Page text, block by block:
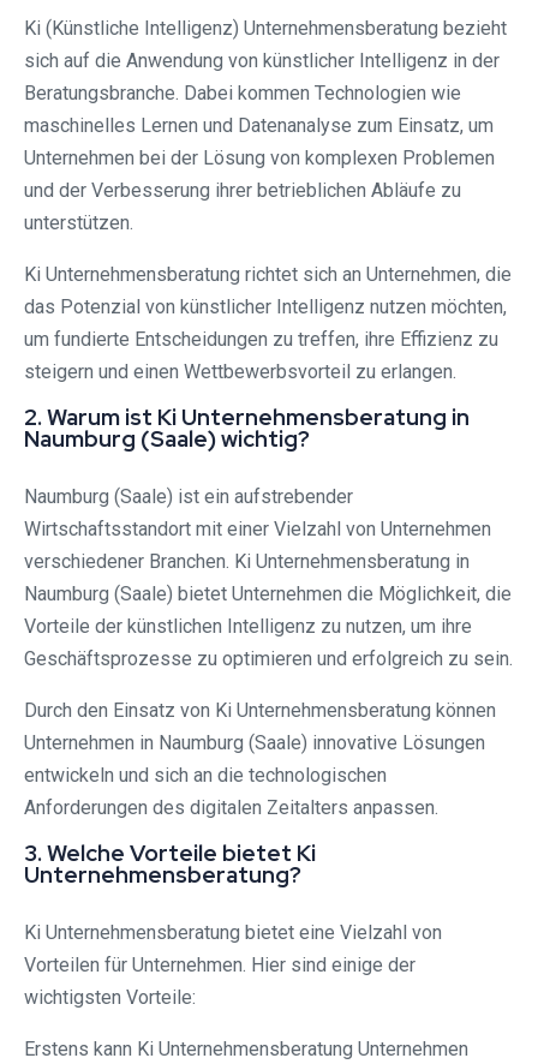
Ki (Künstliche Intelligenz) Unternehmensberatung bezieht
sich auf die Anwendung von künstlicher Intelligenz in der
Beratungsbranche. Dabei kommen Technologien wie
maschinelles Lernen und Datenanalyse zum Einsatz, um
Unternehmen bei der Lösung von komplexen Problemen
und der Verbesserung ihrer betrieblichen Abläufe zu
unterstützen.
Ki Unternehmensberatung richtet sich an Unternehmen, die
das Potenzial von künstlicher Intelligenz nutzen möchten,
um fundierte Entscheidungen zu treffen, ihre Effizienz zu
steigern und einen Wettbewerbsvorteil zu erlangen.
2. Warum ist Ki Unternehmensberatung in
Naumburg (Saale) wichtig?
Naumburg (Saale) ist ein aufstrebender
Wirtschaftsstandort mit einer Vielzahl von Unternehmen
verschiedener Branchen. Ki Unternehmensberatung in
Naumburg (Saale) bietet Unternehmen die Möglichkeit, die
Vorteile der künstlichen Intelligenz zu nutzen, um ihre
Geschäftsprozesse zu optimieren und erfolgreich zu sein.
Durch den Einsatz von Ki Unternehmensberatung können
Unternehmen in Naumburg (Saale) innovative Lösungen
entwickeln und sich an die technologischen
Anforderungen des digitalen Zeitalters anpassen.
3. Welche Vorteile bietet Ki
Unternehmensberatung?
Ki Unternehmensberatung bietet eine Vielzahl von
Vorteilen für Unternehmen. Hier sind einige der
wichtigsten Vorteile:
Erstens kann Ki Unternehmensberatung Unternehmen